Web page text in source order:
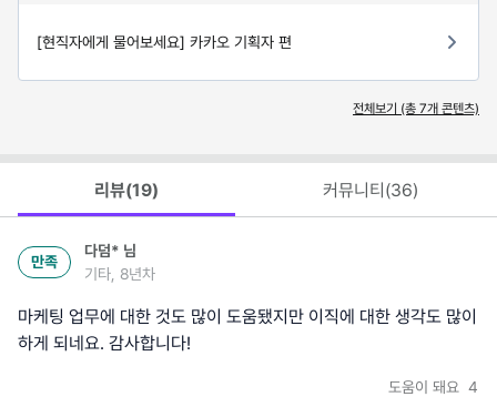
[현직자에게 물어보세요] 카카오 기획자 편
전체보기 (총 7개 콘텐츠)
리뷰(19) 커뮤니티(36)
만족
다덤* 님
기타, 8년차
마케팅 업무에 대한 것도 많이 도움됐지만 이직에 대한 생각도 많이
하게 되네요. 감사합니다!
도움이 돼요 4